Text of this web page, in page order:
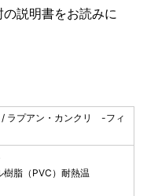
説明書をお読みに
/ ラプアン・カンクリ -フィ
樹脂（PVC）耐熱温